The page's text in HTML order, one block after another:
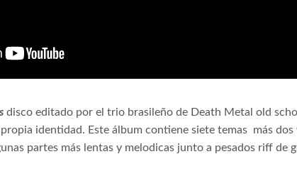
disco editado por el trio brasileño de Death Metal old
identidad. Este álbum contiene siete temas más
partes más lentas y melodicas junto a pesados riff de